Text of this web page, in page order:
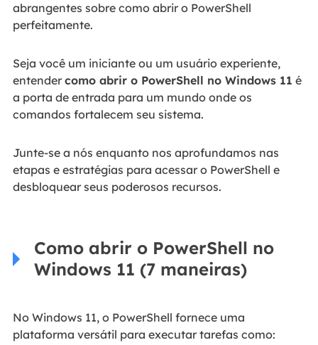
abrangentes sobre como abrir o PowerShell
perfeitamente.
Seja você um iniciante ou um usuário experiente,
entender como abrir o PowerShell no Windows 11 é
a porta de entrada para um mundo onde os
comandos fortalecem seu sistema.
Junte-se a nós enquanto nos aprofundamos nas
etapas e estratégias para acessar o PowerShell e
desbloquear seus poderosos recursos.
Como abrir o PowerShell no
Windows 11 (7 maneiras)
No Windows 11, o PowerShell fornece uma
plataforma versátil para executar tarefas como: